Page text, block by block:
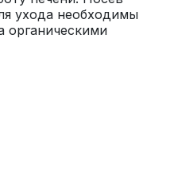
ухода необходимы
органическими